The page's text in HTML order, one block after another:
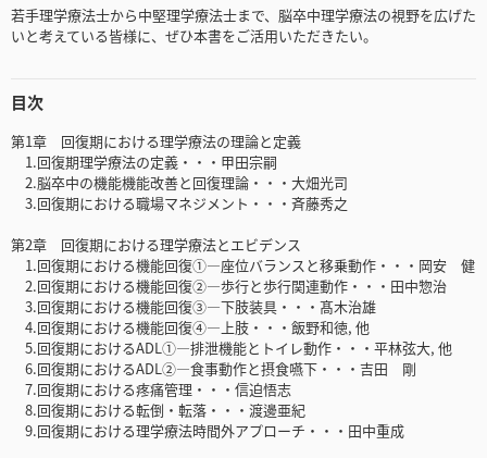
若手理学療法士から中堅理学療法士まで、脳卒中理学療法の視野を広げた
いと考えている皆様に、ぜひ本書をご活用いただきたい。
目次
第1章 回復期における理学療法の理論と定義
1.回復期理学療法の定義・・・甲田宗嗣
2.脳卒中の機能機能改善と回復理論・・・大畑光司
3.回復期における職場マネジメント・・・斉藤秀之
第2章 回復期における理学療法とエビデンス
1.回復期における機能回復①―座位バランスと移乗動作・・・岡安 健
2.回復期における機能回復②―歩行と歩行関連動作・・・田中惣治
3.回復期における機能回復③―下肢装具・・・髙木治雄
4.回復期における機能回復④―上肢・・・飯野和徳, 他
5.回復期におけるADL①―排泄機能とトイレ動作・・・平林弦大, 他
6.回復期におけるADL②―食事動作と摂食嚥下・・・吉田 剛
7.回復期における疼痛管理・・・信迫悟志
8.回復期における転倒・転落・・・渡邊亜紀
9.回復期における理学療法時間外アプローチ・・・田中重成